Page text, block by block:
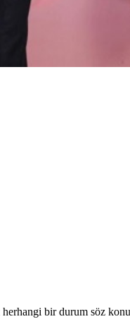
bir durum söz